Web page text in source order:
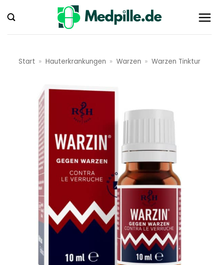
Inhalt
springen
Start » Hauterkrankungen » Warzen » Warzen Tinktur